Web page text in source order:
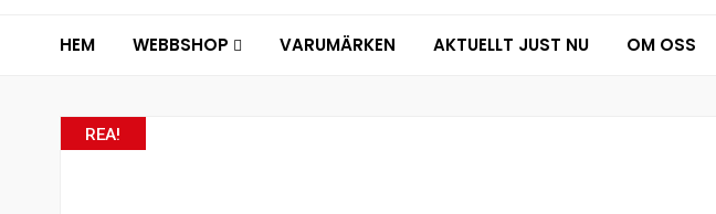
HEM WEBBSHOP VARUMÄRKEN AKTUELLT JUST NU OM OSS
REA!